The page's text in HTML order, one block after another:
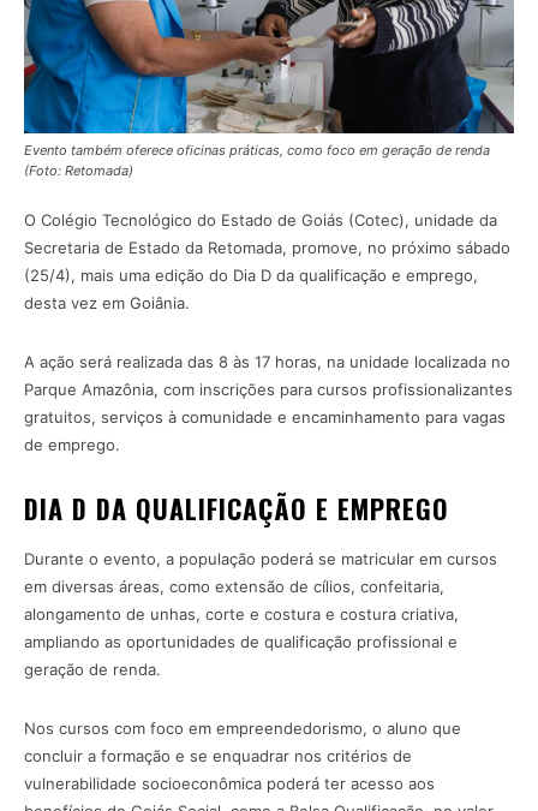
Evento também oferece oficinas práticas, como foco em geração de renda
(Foto: Retomada)
O Colégio Tecnológico do Estado de Goiás (Cotec), unidade da
Secretaria de Estado da Retomada, promove, no próximo sábado
(25/4), mais uma edição do Dia D da qualificação e emprego,
desta vez em Goiânia.
A ação será realizada das 8 às 17 horas, na unidade localizada no
Parque Amazônia, com inscrições para cursos profissionalizantes
gratuitos, serviços à comunidade e encaminhamento para vagas
de emprego.
DIA D DA QUALIFICAÇÃO E EMPREGO
Durante o evento, a população poderá se matricular em cursos
em diversas áreas, como extensão de cílios, confeitaria,
alongamento de unhas, corte e costura e costura criativa,
ampliando as oportunidades de qualificação profissional e
geração de renda.
Nos cursos com foco em empreendedorismo, o aluno que
concluir a formação e se enquadrar nos critérios de
vulnerabilidade socioeconômica poderá ter acesso aos